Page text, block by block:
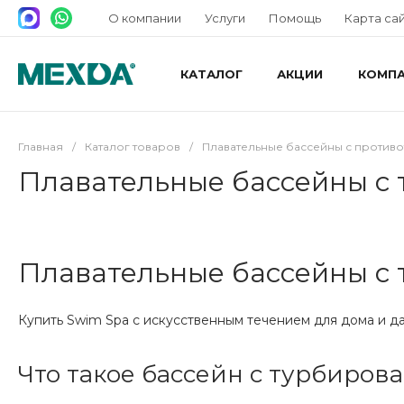
О компании Услуги Помощь Карта
КАТАЛОГ АКЦИИ
Главная / Каталог товаров / Плавательные бассейны с
Плавательные бассейны
Плавательные бассейны
Купить Swim Spa с искусственным течением для дома и
Что такое бассейн с